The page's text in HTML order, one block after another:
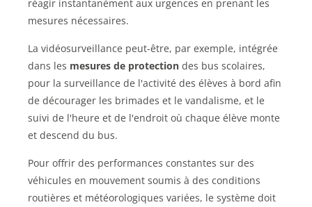
réagir instantanément aux urgences en prenant les
mesures nécessaires.
La vidéosurveillance peut-être, par exemple, intégrée
dans les mesures de protection des bus scolaires,
pour la surveillance de l'activité des élèves à bord afin
de décourager les brimades et le vandalisme, et le
suivi de l'heure et de l'endroit où chaque élève monte
et descend du bus.
Pour offrir des performances constantes sur des
véhicules en mouvement soumis à des conditions
routières et météorologiques variées, le système doit